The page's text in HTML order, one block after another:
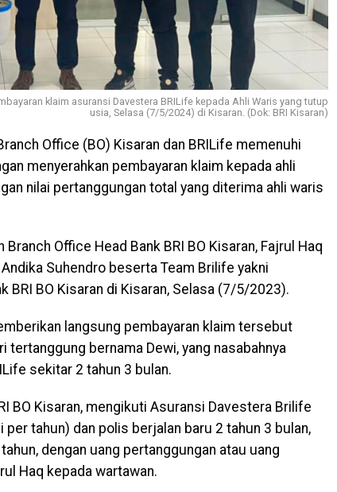
klaim asuransi Davestera BRILife kepada Ahli Waris yang tutup
usia, Selasa (7/5/2024) di Kisaran. (Dok: BRI Kisaran)
Office (BO) Kisaran dan BRILife memenuhi
menyerahkan pembayaran klaim kepada ahli
nilai pertanggungan total yang diterima ahli waris
Office Head Bank BRI BO Kisaran, Fajrul Haq
Suhendro beserta Team Brilife yakni
BRI BO Kisaran di Kisaran, Selasa (7/5/2023).
langsung pembayaran klaim tersebut
tertanggung bernama Dewi, yang nasabahnya
sekitar 2 tahun 3 bulan.
BO Kisaran, mengikuti Asuransi Davestera Brilife
tahun) dan polis berjalan baru 2 tahun 3 bulan,
dengan uang pertanggungan atau uang
Haq kepada wartawan.